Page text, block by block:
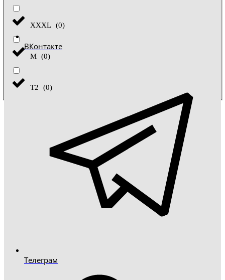
XXXL (0)
М (0)
Т2 (0)
ВКонтакте
Телеграм